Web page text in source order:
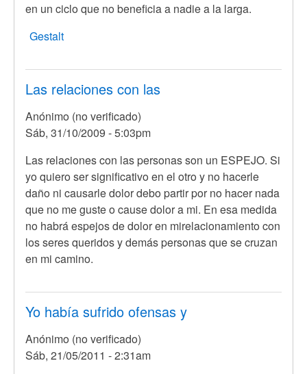
en un ciclo que no beneficia a nadie a la larga.
Gestalt
Las relaciones con las
Anónimo (no verificado)
Sáb, 31/10/2009 - 5:03pm
Las relaciones con las personas son un ESPEJO. Si
yo quiero ser significativo en el otro y no hacerle
daño ni causarle dolor debo partir por no hacer nada
que no me guste o cause dolor a mi. En esa medida
no habrá espejos de dolor en mirelacionamiento con
los seres queridos y demás personas que se cruzan
en mi camino.
Yo había sufrido ofensas y
Anónimo (no verificado)
Sáb, 21/05/2011 - 2:31am